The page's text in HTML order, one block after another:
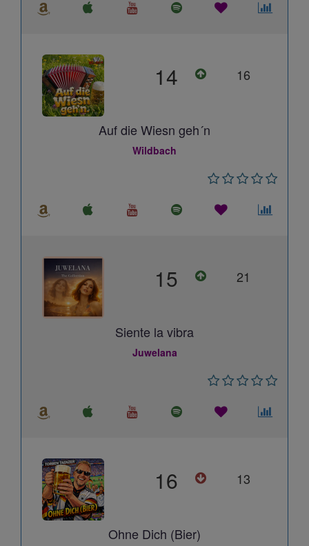
14 16
Auf die Wiesn geh´n
Wildbach
15 21
Siente la vibra
Juwelana
16 13
Ohne Dich (Bier)